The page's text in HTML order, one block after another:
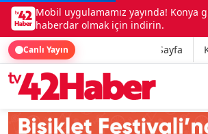
Mobil uygulamamız yayında! Konya
haberdar olmak için indirin.
Canlı Yayın Ana Sayfa